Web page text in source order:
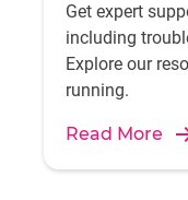
Get expert
including
Explore our
running.
Read More